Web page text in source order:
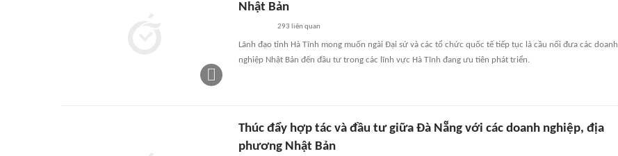
Nhật Bản
293 liên quan
Lãnh đạo tỉnh Hà Tĩnh mong muốn ngài Đại sứ và các tổ chức quốc tế tiếp tục là cầu nối đưa các doanh
nghiệp Nhật Bản đến đầu tư trong các lĩnh vực Hà Tĩnh đang ưu tiên phát triển.
Thúc đẩy hợp tác và đầu tư giữa Đà Nẵng với các doanh nghiệp, địa
phương Nhật Bản